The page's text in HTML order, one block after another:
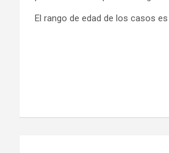
El rango de edad de los casos